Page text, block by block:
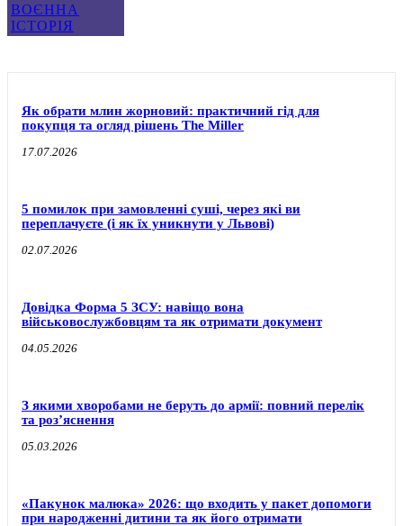
ВОЄННА
ІСТОРІЯ
Як обрати млин жорновий: практичний гід для
покупця та огляд рішень The Miller
17.07.2026
5 помилок при замовленні суші, через які ви
переплачуєте (і як їх уникнути у Львові)
02.07.2026
Довідка Форма 5 ЗСУ: навіщо вона
військовослужбовцям та як отримати документ
04.05.2026
З якими хворобами не беруть до армії: повний перелік
та роз’яснення
05.03.2026
«Пакунок малюка» 2026: що входить у пакет допомоги
при народженні дитини та як його отримати